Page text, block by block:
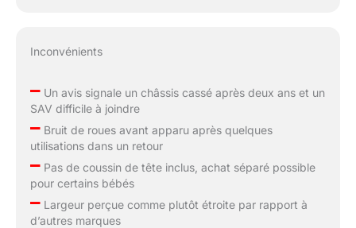
Inconvénients
–Un avis signale un châssis cassé après deux ans et un
SAV difficile à joindre
–Bruit de roues avant apparu après quelques
utilisations dans un retour
–Pas de coussin de tête inclus, achat séparé possible
pour certains bébés
–Largeur perçue comme plutôt étroite par rapport à
d’autres marques